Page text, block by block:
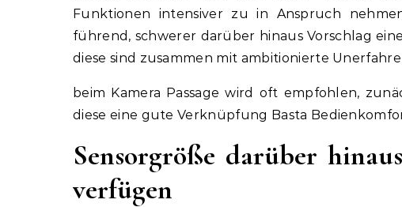
Funktionen intensiver zu in Anspruch
führend, schwerer darüber hinaus Vorschlag
diese sind zusammen mit ambitionierte
beim Kamera Passage wird oft empfohlen,
diese eine gute Verknüpfung Basta
Sensorgröße darüber
verfügen